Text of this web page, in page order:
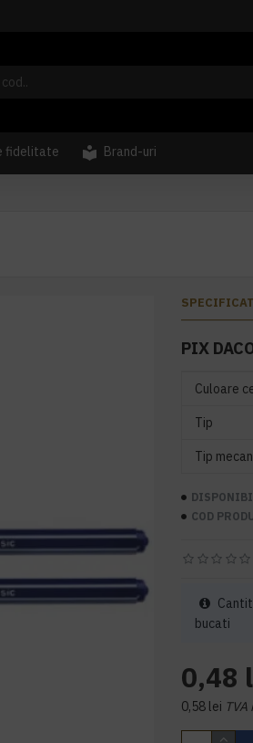
fidelitate Brand-uri
PIX
Culoare
Tip
Tip
COD
0,48
0,58 lei
bucati